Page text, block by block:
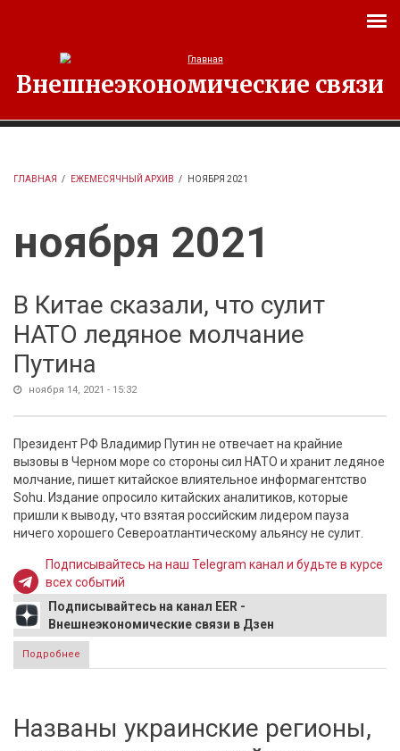
Внешнеэкономические связи
ГЛАВНАЯ / ЕЖЕМЕСЯЧНЫЙ АРХИВ / НОЯБРЯ 2021
ноября 2021
В Китае сказали, что сулит
НАТО ледяное молчание
Путина
ноября 14, 2021 - 15:32
Президент РФ Владимир Путин не отвечает на крайние
вызовы в Черном море со стороны сил НАТО и хранит ледяное
молчание, пишет китайское влиятельное информагентство
Sohu. Издание опросило китайских аналитиков, которые
пришли к выводу, что взятая российским лидером пауза
ничего хорошего Североатлантическому альянсу не сулит.
Подписывайтесь на наш Telegram канал и будьте в курсе
всех событий
Подписывайтесь на канал EER -
Внешнеэкономические связи в Дзен
Подробнее
Путина
Названы украинские регионы,